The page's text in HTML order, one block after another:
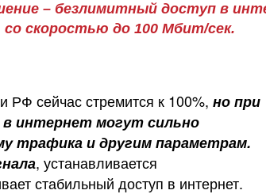
– безлимитный доступ в
со скоростью до 100 Мбит/сек.
РФ сейчас стремится к 100%, но при
интернет могут сильно
трафика и другим параметрам.
, устанавливается
стабильный доступ в интернет.